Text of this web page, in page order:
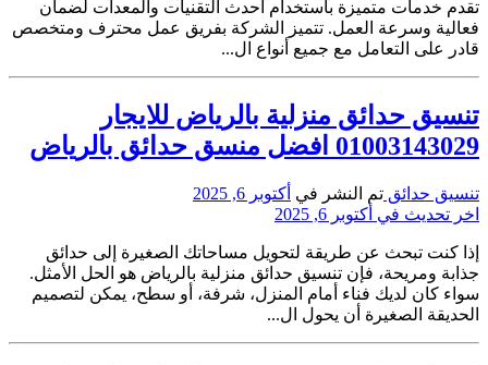
تقدم خدمات متميزة باستخدام أحدث التقنيات والمعدات لضمان
فعالية وسرعة العمل. تتميز الشركة بفريق عمل محترف ومتخصص
قادر على التعامل مع جميع أنواع ال...
تنسيق حدائق منزلية بالرياض للايجار
01003143029 افضل منسق حدائق بالرياض
تنسيق حدائق تم النشر في أكتوبر 6, 2025
اخر تحديث في أكتوبر 6, 2025
إذا كنت تبحث عن طريقة لتحويل مساحاتك الصغيرة إلى حدائق
جذابة ومريحة، فإن تنسيق حدائق منزلية بالرياض هو الحل الأمثل.
سواء كان لديك فناء أمام المنزل، شرفة، أو سطح، يمكن لتصميم
الحديقة الصغيرة أن يحول ال...